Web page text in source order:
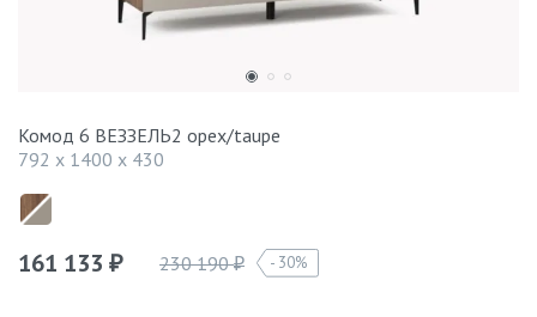
Комод 6 ВЕЗЗЕЛЬ2 орех/taupe
792 x 1400 x 430
161 133 ₽ 230 190₽ 30%